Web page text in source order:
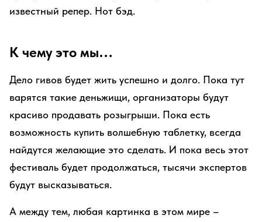
известный репер. Нот бэд.
К чему это мы…
Дело гивов будет жить успешно и долго. Пока тут
варятся такие деньжищи, организаторы будут
красиво продавать розыгрыши. Пока есть
возможность купить волшебную таблетку, всегда
найдутся желающие это сделать. И пока весь этот
фестиваль будет продолжаться, тысячи экспертов
будут высказываться.
А между тем, любая картинка в этом мире –